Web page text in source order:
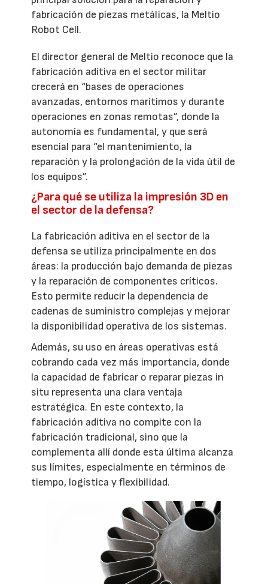
fabricación de piezas metálicas, la Meltio
Robot Cell.
El director general de Meltio reconoce que la
fabricación aditiva en el sector militar
crecerá en “bases de operaciones
avanzadas, entornos marítimos y durante
operaciones en zonas remotas”, donde la
autonomía es fundamental, y que será
esencial para “el mantenimiento, la
reparación y la prolongación de la vida útil de
los equipos”.
¿Para qué se utiliza la impresión 3D en
el sector de la defensa?
La fabricación aditiva en el sector de la
defensa se utiliza principalmente en dos
áreas: la producción bajo demanda de piezas
y la reparación de componentes críticos.
Esto permite reducir la dependencia de
cadenas de suministro complejas y mejorar
la disponibilidad operativa de los sistemas.
Además, su uso en áreas operativas está
cobrando cada vez más importancia, donde
la capacidad de fabricar o reparar piezas in
situ representa una clara ventaja
estratégica. En este contexto, la
fabricación aditiva no compite con la
fabricación tradicional, sino que la
complementa allí donde esta última alcanza
sus límites, especialmente en términos de
tiempo, logística y flexibilidad.